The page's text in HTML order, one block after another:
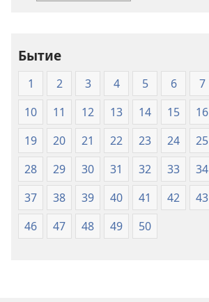
Бытие
1 2 3 4 5 6 7
10
11 12 13 14 15 16
19
20 21 22 23 24 25
28
29 30 31 32 33 34
37
38 39 40 41 42 43
46
47 48 49 50